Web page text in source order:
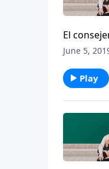
El
humildad
June 5,
Play